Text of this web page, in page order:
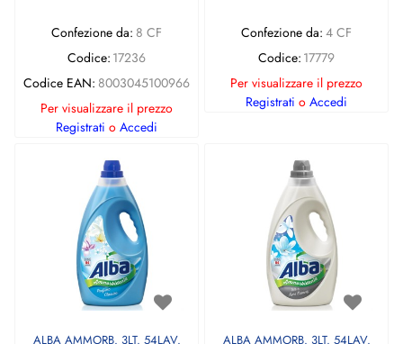
Confezione da: 8 CF
Codice: 17236
Codice EAN: 8003045100966
Per visualizzare il prezzo
Registrati o Accedi
Confezione da: 4 CF
Codice: 17779
Per visualizzare il prezzo
Registrati o Accedi
ALBA AMMORB. 3LT. 54LAV. ALBA AMMORB. 3LT. 54LAV.